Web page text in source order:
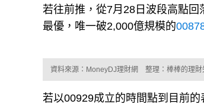
若往前推，從7月28日波段高點
最優，唯一破2,000億規模的
資料來源：MoneyDJ理財網 整理：棒棒的理財
若以00929成立的時間點到目前